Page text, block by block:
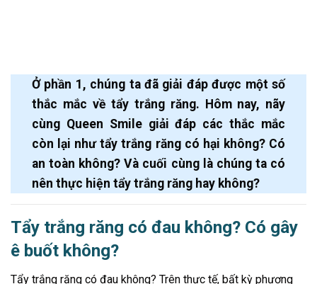
Ở phần 1, chúng ta đã giải đáp được một số
thắc mắc về tẩy trắng răng. Hôm nay, nãy
cùng Queen Smile giải đáp các thắc mắc
còn lại như tẩy trắng răng có hại không? Có
an toàn không? Và cuối cùng là chúng ta có
nên thực hiện tẩy trắng răng hay không?
Tẩy trắng răng có đau không? Có gây
ê buốt không?
Tẩy trắng răng có đau không? Trên thực tế, bất kỳ phương